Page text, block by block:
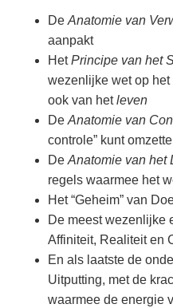
De Anatomie van
aanpakt
HetPrincipe van het
wezenlijke wet op
ook van hetleven
De Anatomie van
controle” kunt
De Anatomie van het
regels waarmee het
Het “Geheim” van
De meest wezenlijke
Affiniteit, Realiteit en
En als laatste de
Uitputting, met de
waarmee de energie